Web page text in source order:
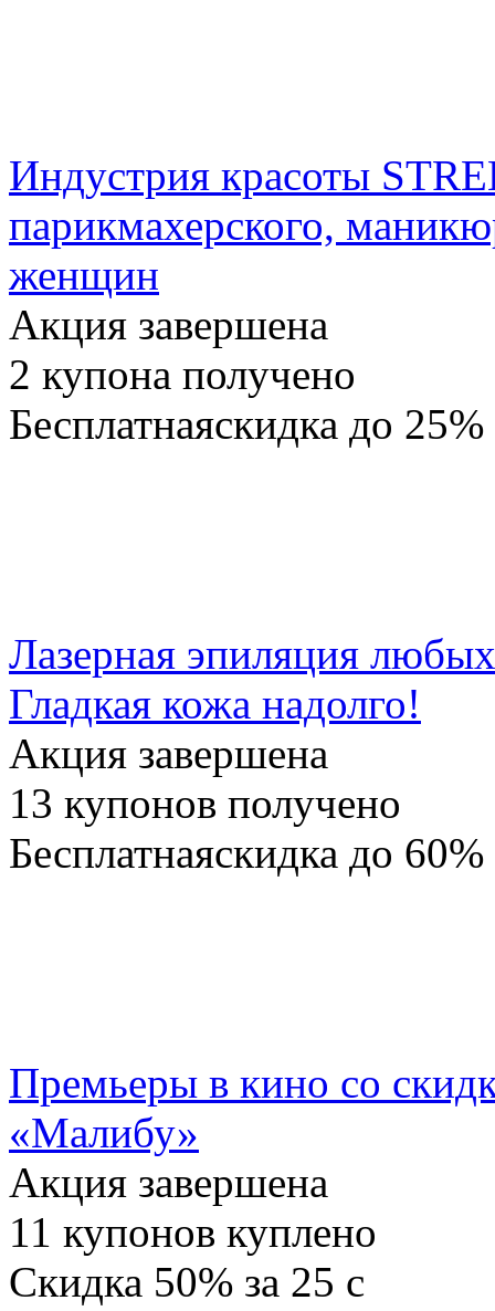
Индустрия красоты
парикмахерского,
женщин
Акция завершена
2 купона получено
Бесплатнаяскидка до 25%
Лазерная эпиляция
Гладкая кожа надолго!
Акция завершена
13 купонов получено
Бесплатнаяскидка до 60%
Премьеры в кино со
«Малибу»
Акция завершена
11 купонов куплено
Скидка 50% за 25 c